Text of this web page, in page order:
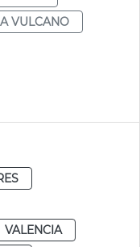
VULCANO
VALENCIA